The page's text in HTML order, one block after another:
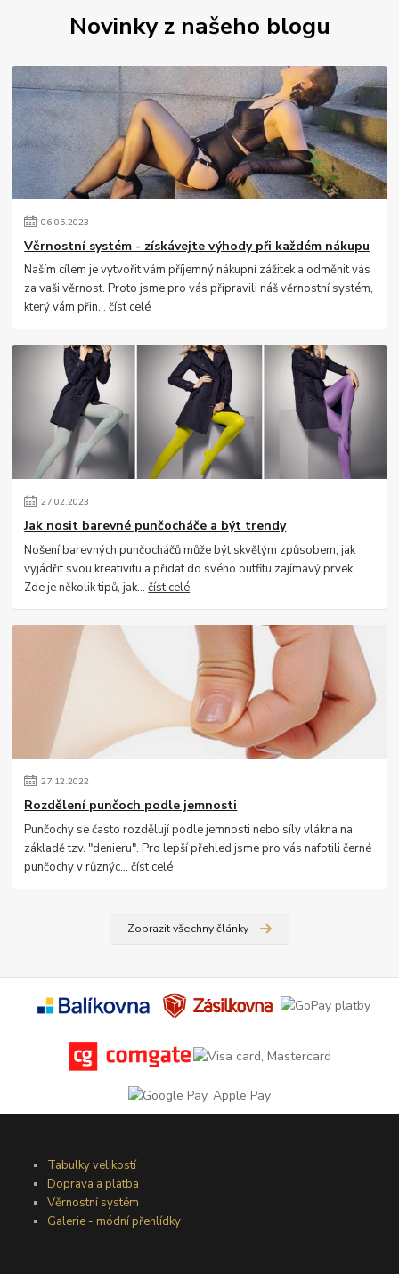
Novinky z našeho blogu
06.05.2023
Věrnostní systém - získávejte výhody při každém nákupu
Naším cílem je vytvořit vám příjemný nákupní zážitek a odměnit vás
za vaši věrnost. Proto jsme pro vás připravili náš věrnostní systém,
který vám přin...číst celé
27.02.2023
Jak nosit barevné punčocháče a být trendy
Nošení barevných punčocháčů může být skvělým způsobem, jak
vyjádřit svou kreativitu a přidat do svého outfitu zajímavý prvek.
Zde je několik tipů, jak...číst celé
27.12.2022
Rozdělení punčoch podle jemnosti
Punčochy se často rozdělují podle jemnosti nebo síly vlákna na
základě tzv. "denieru". Pro lepší přehled jsme pro vás nafotili černé
punčochy v různýc...číst celé
Zobrazit všechny články
Tabulky velikostí
Doprava a platba
Věrnostní systém
Galerie - módní přehlídky